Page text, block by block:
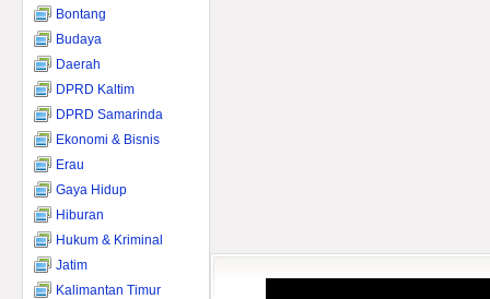
Bontang
Budaya
Daerah
DPRD Kaltim
DPRD Samarinda
Ekonomi & Bisnis
Erau
Gaya Hidup
Hiburan
Hukum & Kriminal
Jatim
Kalimantan Timur